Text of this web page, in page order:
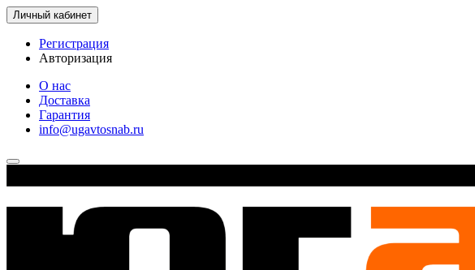
Личный кабинет
Регистрация
Авторизация
О нас
Доставка
Гарантия
info@ugavtosnab.ru